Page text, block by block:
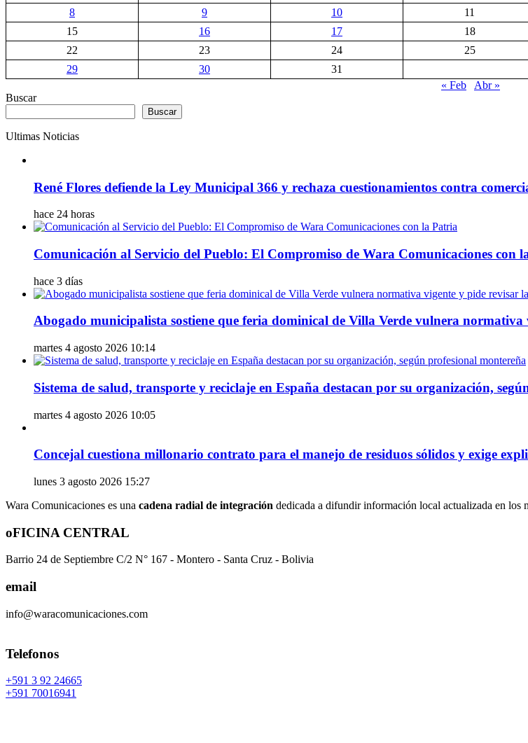
8
9 10 11
15
16 17 18
22
23 24 25
29
30
31
« Feb
Abr »
Buscar
Buscar
Ultimas Noticias
René Flores defiende la Ley Municipal 366 y rechaza cuestionamientos contra
hace 24 horas
Comunicación al Servicio del Pueblo: El Compromiso de Wara Comunicaciones con
hace 3 días
Abogado municipalista sostiene que feria dominical de Villa Verde vulnera
martes 4 agosto 2026 10:14
Sistema de salud, transporte y reciclaje en España destacan por su organización,
martes 4 agosto 2026 10:05
Concejal cuestiona millonario contrato para el manejo de residuos sólidos y exige
lunes 3 agosto 2026 15:27
Wara Comunicaciones es una cadena radial de integración dedicada a difundir información local actualizada en
oFICINA CENTRAL
Barrio 24 de Septiembre C/2 N° 167 - Montero - Santa Cruz - Bolivia
email
info@waracomunicaciones.com
Telefonos
+591 3 92 24665
+591 70016941